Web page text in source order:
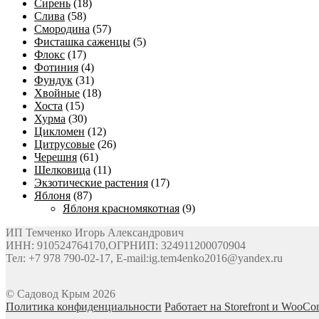
Сирень (18)
Слива (58)
Смородина (57)
Фисташка саженцы (5)
Флокс (17)
Фотиния (4)
Фундук (31)
Хвойные (18)
Хоста (15)
Хурма (30)
Цикломен (12)
Цитрусовые (26)
Черешня (61)
Шелковица (11)
Экзотические растения (17)
Яблоня (87)
Яблоня красномякотная (9)
ИП Темченко Игорь Александрович
ИНН: 910524764170,ОГРНИП: 324911200070904
Тел: +7 978 790-02-17, E-mail:ig.tem4enko2016@yandex.ru
© Садовод Крым 2026
Политика конфиденциальности Работает на Storefront и